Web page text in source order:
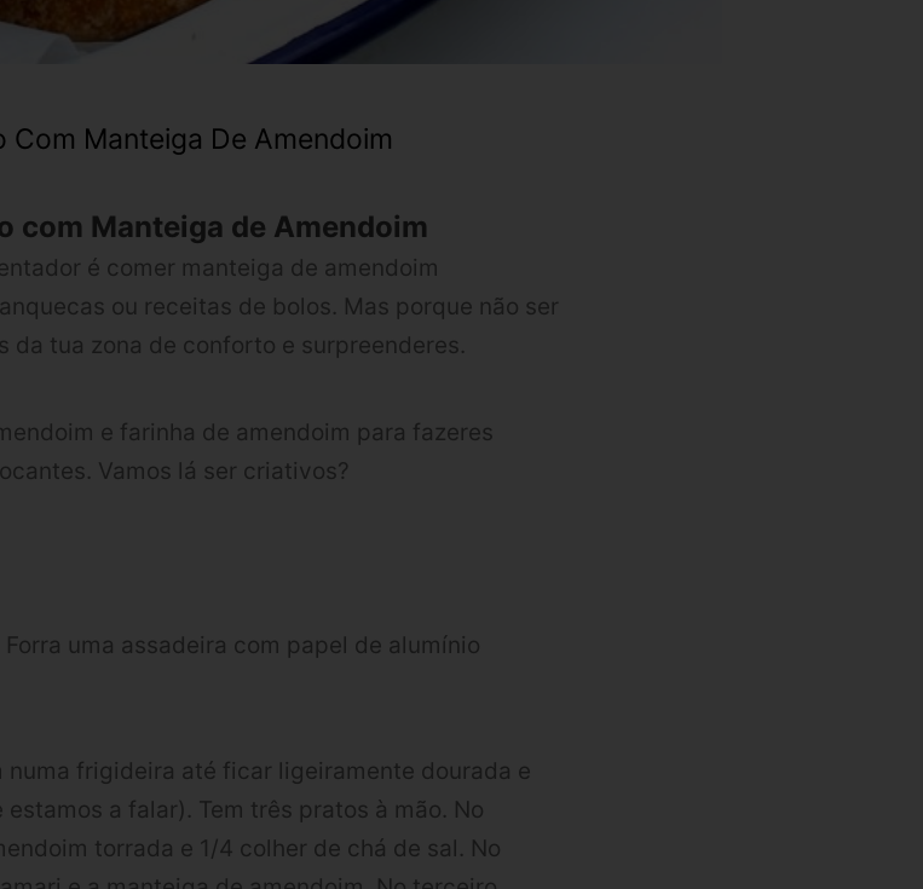
Com Manteiga De Amendoim
com Manteiga de Amendoim
é comer manteiga de amendoim
ou receitas de bolos. Mas porque não ser
da tua zona de conforto e surpreenderes.
e farinha de amendoim para fazeres
Vamos lá ser criativos?
uma assadeira com papel de alumínio
numa frigideira até ficar ligeiramente dourada e
a falar). Tem três pratos à mão. No
torrada e 1/4 colher de chá de sal. No